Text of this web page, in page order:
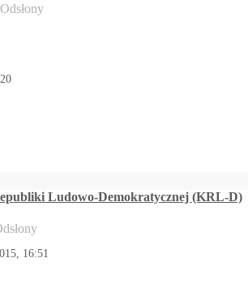
Ludowo-Demokratycznej (KRL-D)
16:51